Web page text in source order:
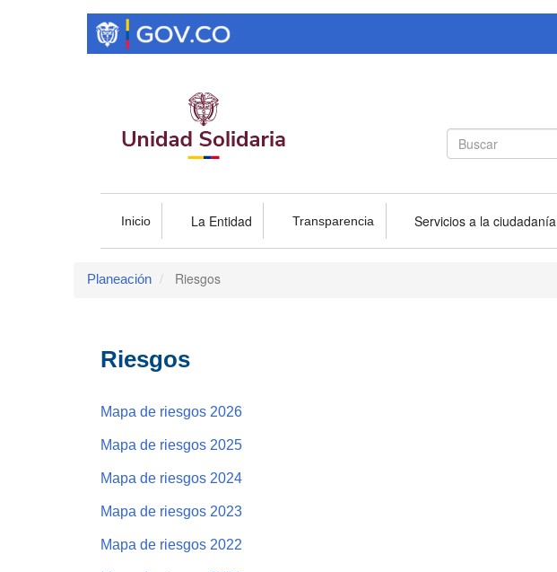
Search
form
Buscar
Inicio La Entidad Transparencia Servicios a la ciudadanía
Planeación Riesgos
Riesgos
Mapa de riesgos 2026
Mapa de riesgos 2025
Mapa de riesgos 2024
Mapa de riesgos 2023
Mapa de riesgos 2022